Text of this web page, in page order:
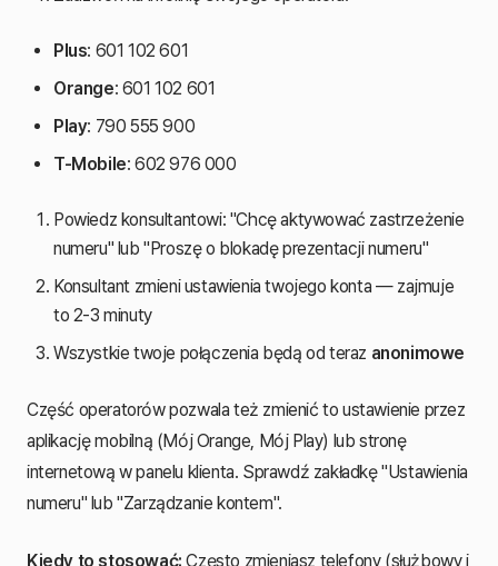
Plus: 601 102 601
Orange: 601 102 601
Play: 790 555 900
T-Mobile: 602 976 000
Powiedz konsultantowi: "Chcę aktywować zastrzeżenie
numeru" lub "Proszę o blokadę prezentacji numeru"
Konsultant zmieni ustawienia twojego konta — zajmuje
to 2-3 minuty
Wszystkie twoje połączenia będą od teraz anonimowe
Część operatorów pozwala też zmienić to ustawienie przez
aplikację mobilną (Mój Orange, Mój Play) lub stronę
internetową w panelu klienta. Sprawdź zakładkę "Ustawienia
numeru" lub "Zarządzanie kontem".
Kiedy to stosować: Często zmieniasz telefony (służbowy i